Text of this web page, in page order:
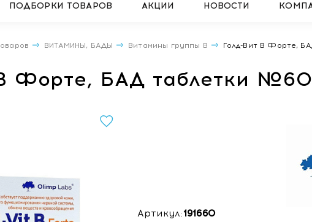
ПОДБОРКИ ТОВАРОВ АКЦИИ НОВОСТИ
ВИТАМИНЫ, БАДЫ Витамины группы B Голд-Вит В Форте,
Форте, БАД таблетки №60
Артикул:191660